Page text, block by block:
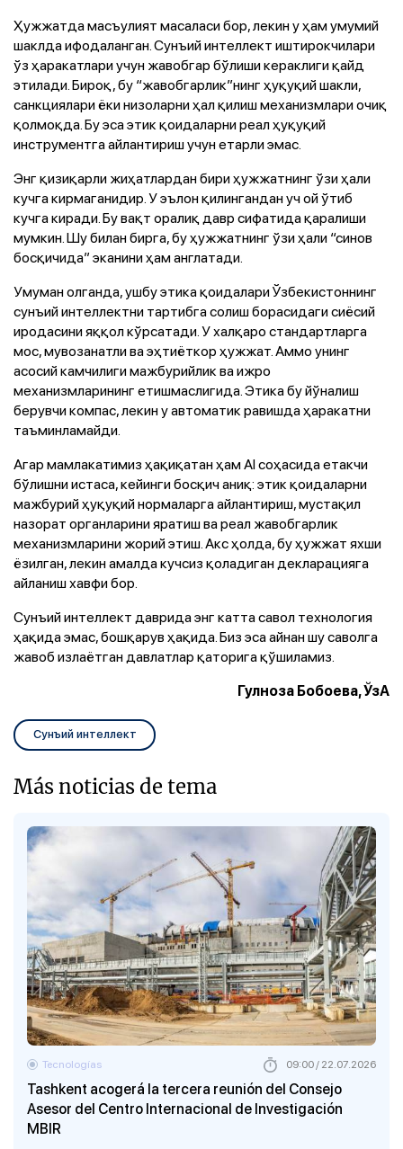
Ҳужжатда масъулият масаласи бор, лекин у ҳам умумий
шаклда ифодаланган. Сунъий интеллект иштирокчилари
ўз ҳаракатлари учун жавобгар бўлиши кераклиги қайд
этилади. Бироқ, бу “жавобгарлик”нинг ҳуқуқий шакли,
санкциялари ёки низоларни ҳал қилиш механизмлари очиқ
қолмоқда. Бу эса этик қоидаларни реал ҳуқуқий
инструментга айлантириш учун етарли эмас.
Энг қизиқарли жиҳатлардан бири ҳужжатнинг ўзи ҳали
кучга кирмаганидир. У эълон қилингандан уч ой ўтиб
кучга киради. Бу вақт оралиқ давр сифатида қаралиши
мумкин. Шу билан бирга, бу ҳужжатнинг ўзи ҳали “синов
босқичида” эканини ҳам англатади.
Умуман олганда, ушбу этика қоидалари Ўзбекистоннинг
сунъий интеллектни тартибга солиш борасидаги сиёсий
иродасини яққол кўрсатади. У халқаро стандартларга
мос, мувозанатли ва эҳтиёткор ҳужжат. Аммо унинг
асосий камчилиги мажбурийлик ва ижро
механизмларининг етишмаслигида. Этика бу йўналиш
берувчи компас, лекин у автоматик равишда ҳаракатни
таъминламайди.
Агар мамлакатимиз ҳақиқатан ҳам AI соҳасида етакчи
бўлишни истаса, кейинги босқич аниқ: этик қоидаларни
мажбурий ҳуқуқий нормаларга айлантириш, мустақил
назорат органларини яратиш ва реал жавобгарлик
механизмларини жорий этиш. Акс ҳолда, бу ҳужжат яхши
ёзилган, лекин амалда кучсиз қоладиган декларацияга
айланиш хавфи бор.
Сунъий интеллект даврида энг катта савол технология
ҳақида эмас, бошқарув ҳақида. Биз эса айнан шу саволга
жавоб излаётган давлатлар қаторига қўшиламиз.
Гулноза Бобоева, ЎзА
Сунъий интеллект
Más noticias de tema
Tashkent acogerá la tercera reunión del Consejo
Asesor del Centro Internacional de Investigación
MBIR
Tecnologías 09:00 / 22.07.2026